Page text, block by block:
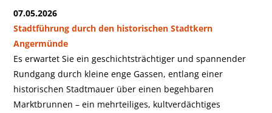
07.05.2026
Stadtführung durch den historischen Stadtkern
Angermünde
Es erwartet Sie ein geschichtsträchtiger und spannender
Rundgang durch kleine enge Gassen, entlang einer
historischen Stadtmauer über einen begehbaren
Marktbrunnen – ein mehrteiliges, kultverdächtiges